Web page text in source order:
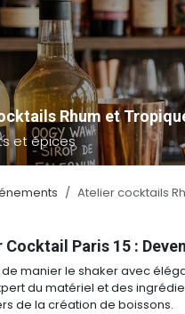
Rhum et
et épices
Atelier cocktails
Cocktail Paris 15 :
manier le shaker avec
du matériel et des
de la création de boissons.